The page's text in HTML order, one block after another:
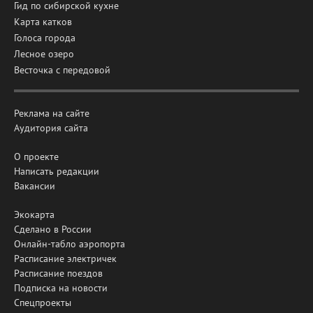
Гид по сибирской кухне
Карта катков
Голоса города
Лесное озеро
Весточка с передовой
Реклама на сайте
Аудитория сайта
О проекте
Написать редакции
Вакансии
Экокарта
Сделано в России
Онлайн-табло аэропорта
Расписание электричек
Расписание поездов
Подписка на новости
Спецпроекты